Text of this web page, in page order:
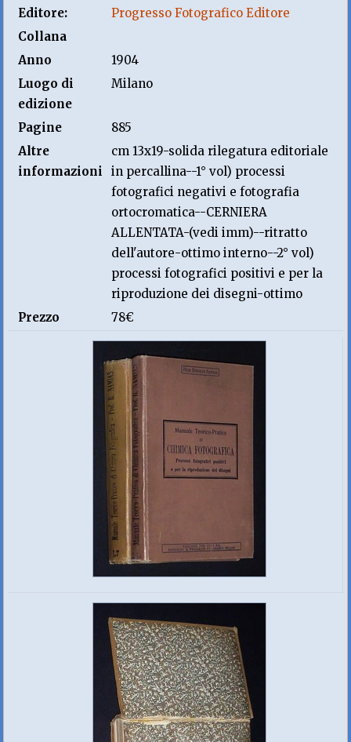
Editore:
Progresso Fotografico Editore
Collana
Anno
1904
Luogo di
edizione
Milano
Pagine
885
Altre
informazioni
cm 13x19-solida rilegatura editoriale
in percallina--1° vol) processi
fotografici negativi e fotografia
ortocromatica--CERNIERA
ALLENTATA-(vedi imm)--ritratto
dell'autore-ottimo interno--2° vol)
processi fotografici positivi e per la
riproduzione dei disegni-ottimo
Prezzo
78€